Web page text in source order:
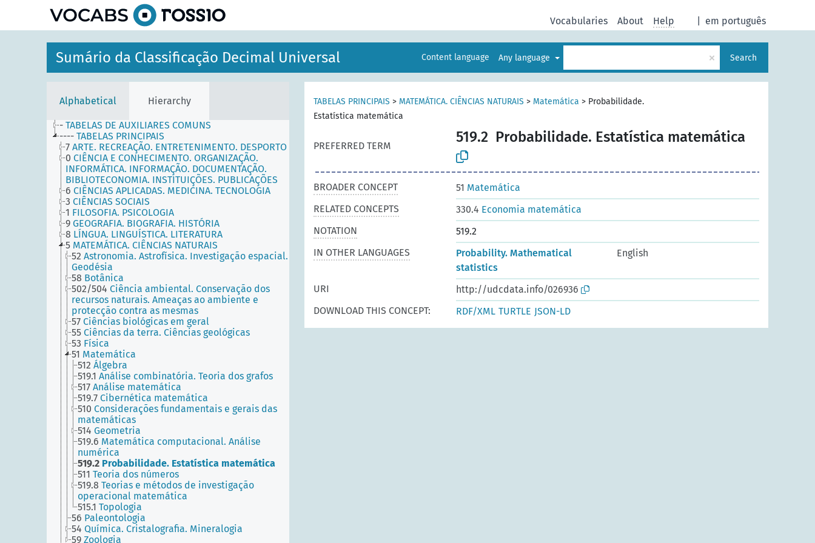
em português
Vocabularies About Help
Sumário da Classificação Decimal Universal Content language Any language × Search
Alphabetical Hierarchy
- TABELAS DE AUXILIARES COMUNS
---- TABELAS PRINCIPAIS
7 ARTE. RECREAÇÃO. ENTRETENIMENTO. DESPORTO
0 CIÊNCIA E CONHECIMENTO. ORGANIZAÇÃO.
INFORMÁTICA. INFORMAÇÃO. DOCUMENTAÇÃO.
BIBLIOTECONOMIA. INSTITUIÇÕES. PUBLICAÇÕES
6 CIÊNCIAS APLICADAS. MEDICINA. TECNOLOGIA
3 CIÊNCIAS SOCIAIS
1 FILOSOFIA. PSICOLOGIA
9 GEOGRAFIA. BIOGRAFIA. HISTÓRIA
8 LÍNGUA. LINGUÍSTICA. LITERATURA
5 MATEMÁTICA. CIÊNCIAS NATURAIS
52 Astronomia. Astrofísica. Investigação espacial.
Geodésia
58 Botânica
502/504 Ciência ambiental. Conservação dos
recursos naturais. Ameaças ao ambiente e
protecção contra as mesmas
57 Ciências biológicas em geral
55 Ciências da terra. Ciências geológicas
53 Física
51 Matemática
512 Álgebra
519.1 Análise combinatória. Teoria dos grafos
517 Análise matemática
519.7 Cibernética matemática
510 Considerações fundamentais e gerais das
matemáticas
514 Geometria
519.6 Matemática computacional. Análise
numérica
519.2 Probabilidade. Estatística matemática
511 Teoria dos números
519.8 Teorias e métodos de investigação
operacional matemática
515.1 Topologia
56 Paleontologia
54 Química. Cristalografia. Mineralogia
59 Zoologia
TABELAS PRINCIPAIS > MATEMÁTICA. CIÊNCIAS NATURAIS > Matemática > Probabilidade.
Estatística matemática
PREFERRED TERM
519.2 Probabilidade. Estatística matemática
BROADER CONCEPT 51 Matemática
RELATED CONCEPTS
330.4 Economia matemática
NOTATION
519.2
IN OTHER LANGUAGES
Probability. Mathematical
statistics
English
URI
http://udcdata.info/026936
DOWNLOAD THIS CONCEPT:
RDF/XML TURTLE JSON-LD